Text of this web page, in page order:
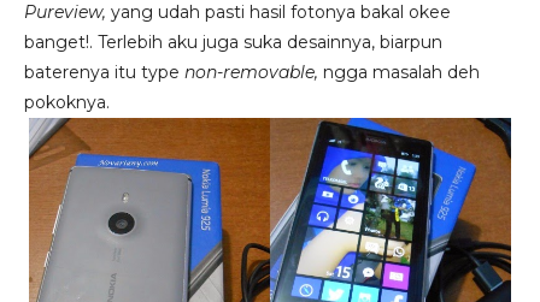
Pureview, yang udah pasti hasil fotonya bakal okee
banget!. Terlebih aku juga suka desainnya, biarpun
baterenya itu type non-removable, ngga masalah deh
pokoknya.